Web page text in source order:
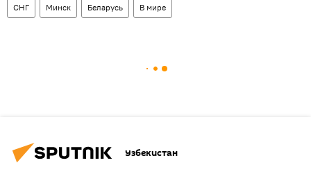
СНГ Минск Беларусь В мире
Узбекистан